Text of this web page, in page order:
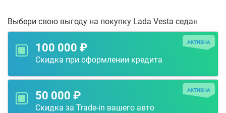
Выбери свою выгоду на покупку Lada Vesta седан
100 000 ₽
Скидка при оформлении кредита
АКТИВНА
50 000 ₽
Скидка за Trade-in вашего авто
АКТИВНА